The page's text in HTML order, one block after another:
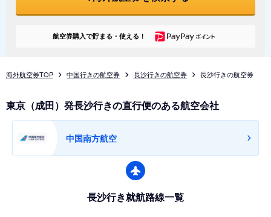
航空券購入で貯まる・使える！
海外航空券TOP 中国行きの航空券 長沙行きの航空券 長沙行きの航空券
東京（成田）発長沙行きの直行便のある航空会社
中国南方航空
長沙行き就航路線一覧